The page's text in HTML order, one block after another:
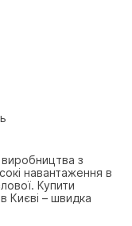
з
навантаження в
Купити
Києві – швидка